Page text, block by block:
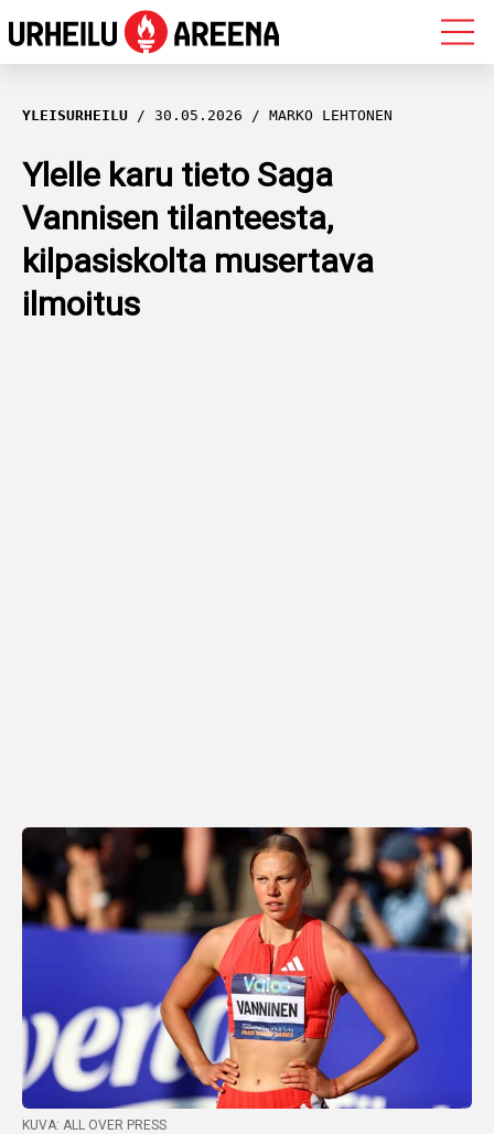
OLYMPIALAISET
MAASTOHIIHTO
AMPUMAHIIHTO
YLEISURHEILU
YLEISURHEILU 30.05.2026 MARKO LEHTONEN
Ylelle karu tieto Saga
Vannisen tilanteesta,
kilpasiskolta musertava
ilmoitus
KUVA: ALL OVER PRESS